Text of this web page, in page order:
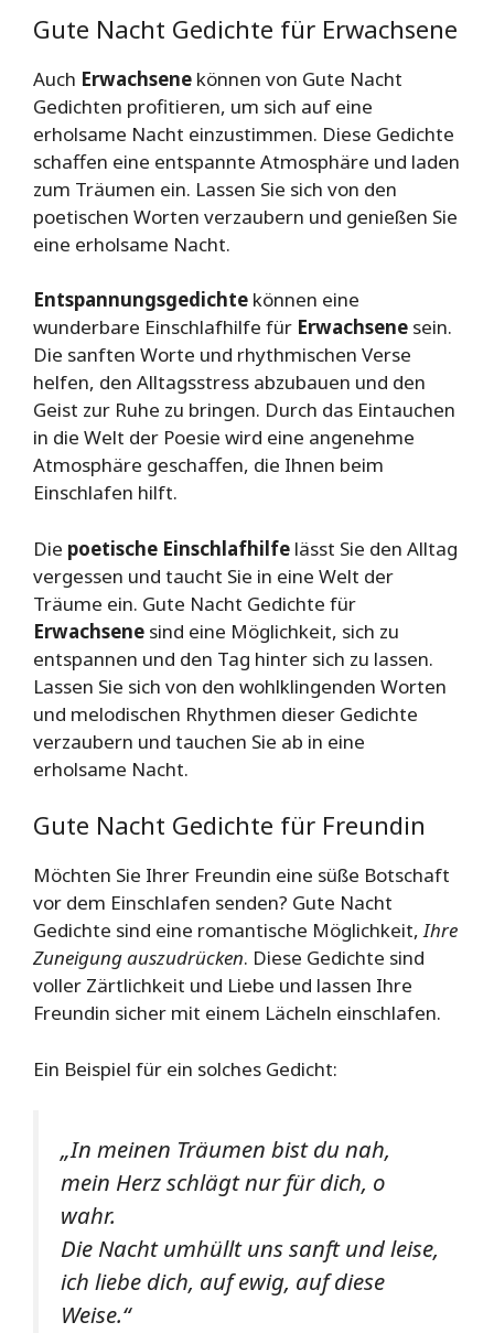
Gute Nacht Gedichte für Erwachsene
Auch Erwachsene können von Gute Nacht
Gedichten profitieren, um sich auf eine
erholsame Nacht einzustimmen. Diese Gedichte
schaffen eine entspannte Atmosphäre und laden
zum Träumen ein. Lassen Sie sich von den
poetischen Worten verzaubern und genießen Sie
eine erholsame Nacht.
Entspannungsgedichte können eine
wunderbare Einschlafhilfe für Erwachsene sein.
Die sanften Worte und rhythmischen Verse
helfen, den Alltagsstress abzubauen und den
Geist zur Ruhe zu bringen. Durch das Eintauchen
in die Welt der Poesie wird eine angenehme
Atmosphäre geschaffen, die Ihnen beim
Einschlafen hilft.
Die poetische Einschlafhilfe lässt Sie den Alltag
vergessen und taucht Sie in eine Welt der
Träume ein. Gute Nacht Gedichte für
Erwachsene sind eine Möglichkeit, sich zu
entspannen und den Tag hinter sich zu lassen.
Lassen Sie sich von den wohlklingenden Worten
und melodischen Rhythmen dieser Gedichte
verzaubern und tauchen Sie ab in eine
erholsame Nacht.
Gute Nacht Gedichte für Freundin
Möchten Sie Ihrer Freundin eine süße Botschaft
vor dem Einschlafen senden? Gute Nacht
Gedichte sind eine romantische Möglichkeit,Ihre
Zuneigung auszudrücken. Diese Gedichte sind
voller Zärtlichkeit und Liebe und lassen Ihre
Freundin sicher mit einem Lächeln einschlafen.
Ein Beispiel für ein solches Gedicht:
„In meinen Träumen bist du nah,
mein Herz schlägt nur für dich, o
wahr.
Die Nacht umhüllt uns sanft und leise,
ich liebe dich, auf ewig, auf diese
Weise.“